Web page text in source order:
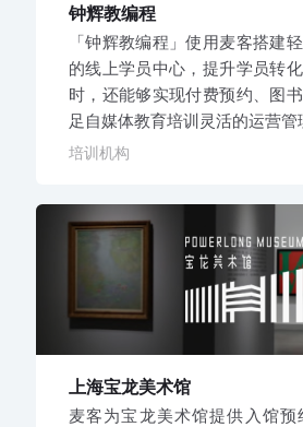
钟辉教编程
「钟辉教编程」使用麦客搭建
的线上学员中心，提升学员转
时，还能够实现付费预约、图
足自媒体教育培训灵活的运营管
培训机构
上海宝龙美术馆
麦客为宝龙美术馆提供入馆预